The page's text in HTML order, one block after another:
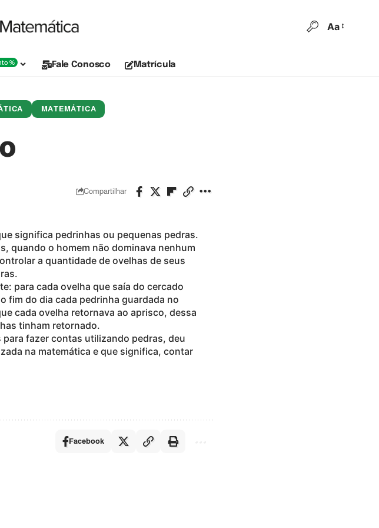
Aa
% Fale Conosco Matrícula
MATEMÁTICA
Compartilhar
significa pedrinhas ou pequenas pedras.
quando o homem não dominava nenhum
a quantidade de ovelhas de seus
para cada ovelha que saía do cercado
fim do dia cada pedrinha guardada no
cada ovelha retornava ao aprisco, dessa
tinham retornado.
fazer contas utilizando pedras, deu
na matemática e que significa, contar
Facebook